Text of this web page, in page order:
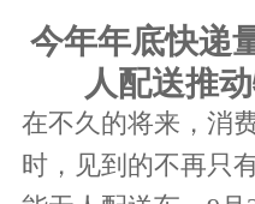
今年年底快递
人配送推
在不久的将来，消
时，见到的不再只